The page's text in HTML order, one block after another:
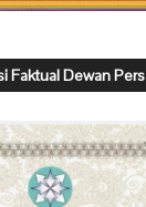
Faktual Dewan Pers